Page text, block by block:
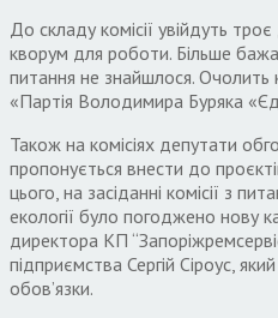
До складу комісії увійдуть
кворум для роботи. Більше
питання не знайшлося. Очолить
«Партія Володимира Буряка
Також на комісіях депутати
пропонується внести до
цього, на засіданні комісії з
екології було погоджено нову
директора КП
підприємства Сергій Сіроус,
обов’язки.